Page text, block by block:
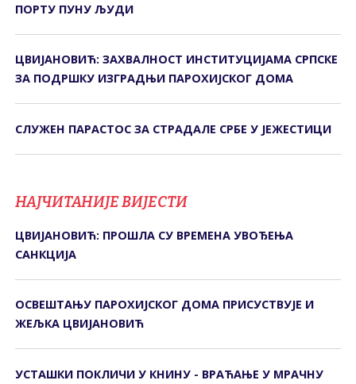
ПОРТУ ПУНУ ЉУДИ
ЦВИЈАНОВИЋ: ЗАХВАЛНОСТ ИНСТИТУЦИЈАМА СРПСКЕ
ЗА ПОДРШКУ ИЗГРАДЊИ ПАРОХИЈСКОГ ДОМА
СЛУЖЕН ПАРАСТОС ЗА СТРАДАЛЕ СРБЕ У ЈЕЖЕСТИЦИ
НАЈЧИТАНИЈЕ ВИЈЕСТИ
ЦВИЈАНОВИЋ: ПРОШЛА СУ ВРЕМЕНА УВОЂЕЊА
САНКЦИЈА
ОСВЕШТАЊУ ПАРОХИЈСКОГ ДОМА ПРИСУСТВУЈЕ И
ЖЕЉКА ЦВИЈАНОВИЋ
УСТАШКИ ПОКЛИЧИ У КНИНУ - ВРАЋАЊЕ У МРАЧНУ